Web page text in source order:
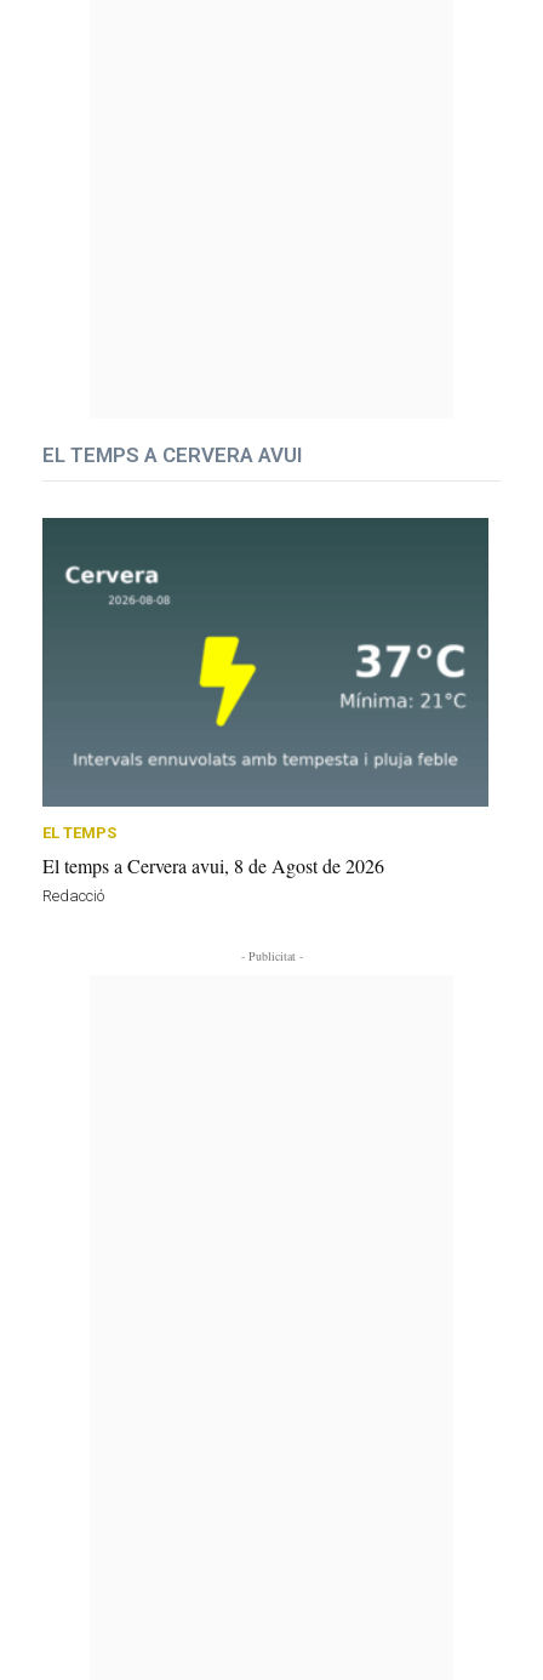
EL TEMPS A CERVERA AVUI
EL TEMPS
El temps a Cervera avui, 8 de Agost de 2026
Redacció
- Publicitat -